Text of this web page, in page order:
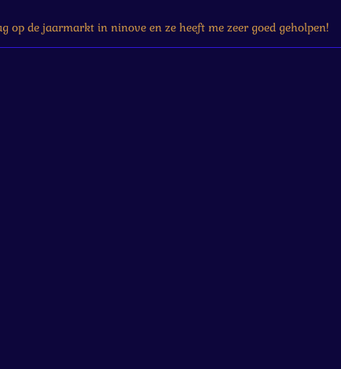
op de jaarmarkt in ninove en ze heeft me zeer goed geholpen!